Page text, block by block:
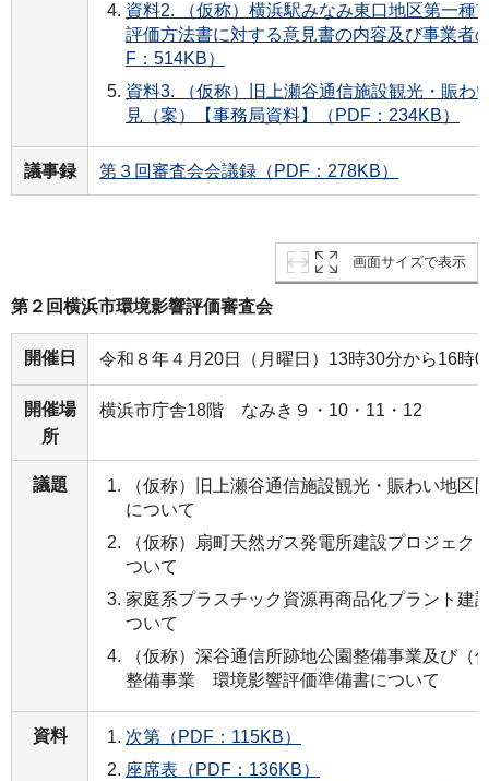
資料2. （仮称）横浜駅みなみ東口地区第一種
評価方法書に対する意見書の内容及び事業者
F：514KB）
資料3. （仮称）旧上瀬谷通信施設観光・賑わ
見（案）【事務局資料】（PDF：234KB）
議事録 第３回審査会会議録（PDF：278KB）
画面サイズで表示
第２回横浜市環境影響評価審査会
開催日 令和８年４月20日（月曜日）13時30分から16時
開催場
所
横浜市庁舎18階 なみき９・10・11・12
議題
（仮称）旧上瀬谷通信施設観光・賑わい地
について
（仮称）扇町天然ガス発電所建設プロジェ
ついて
家庭系プラスチック資源再商品化プラント
ついて
（仮称）深谷通信所跡地公園整備事業及び（
整備事業 環境影響評価準備書について
資料
次第（PDF：115KB）
座席表（PDF：136KB）